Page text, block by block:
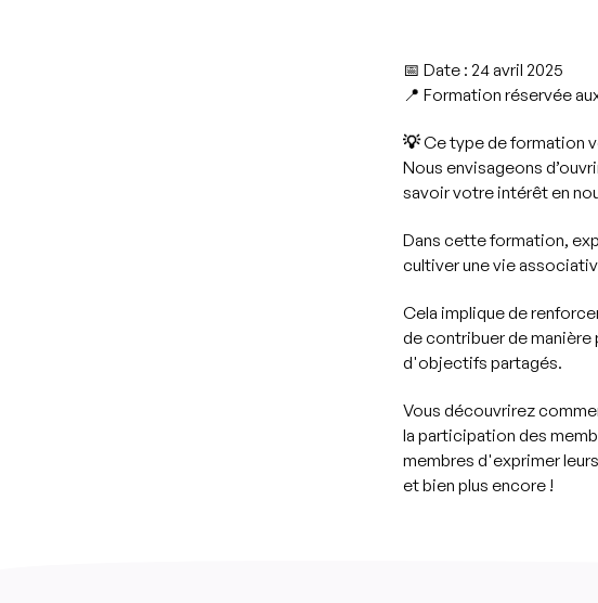
📅 Date: 24 avril 2025
📍 Formation réservée
💡 Ce type de formation
Nous envisageons
savoir votre intérêt en
Dans cette formation,
cultiver une vie
Cela implique de
de contribuer de manière
d'objectifs partagés.
Vous découvrirez
la participation des
membres d'exprimer
et bien plus encore !